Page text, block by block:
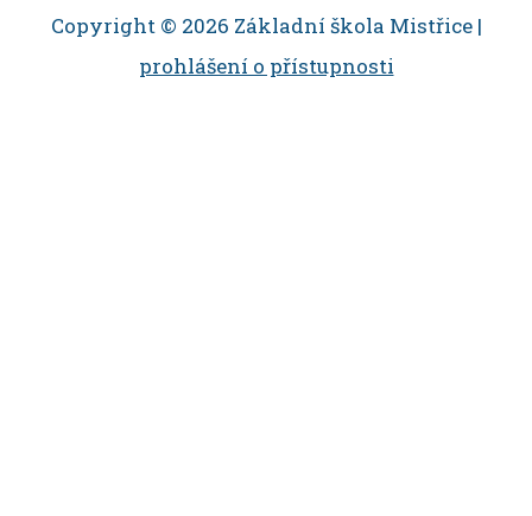
Copyright © 2026 Základní škola Mistřice |
prohlášení o přístupnosti